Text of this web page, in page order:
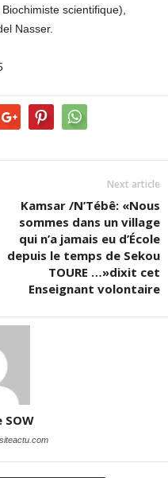
scientifique),
Nasser.
Next article
Kamsar /N’Tébê: «Nous
sommes dans un village
qui n’a jamais eu d’École
depuis le temps de Sekou
TOURE …»dixit cet
Enseignant volontaire
SOW